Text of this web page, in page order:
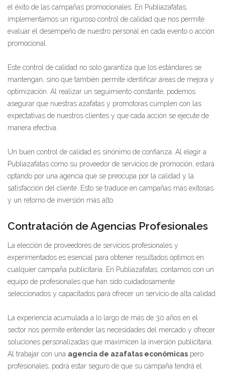
el éxito de las campañas promocionales. En Publiazafatas,
implementamos un riguroso control de calidad que nos permite
evaluar el desempeño de nuestro personal en cada evento o acción
promocional.
Este control de calidad no solo garantiza que los estándares se
mantengan, sino que también permite identificar áreas de mejora y
optimización. Al realizar un seguimiento constante, podemos
asegurar que nuestras azafatas y promotoras cumplen con las
expectativas de nuestros clientes y que cada acción se ejecute de
manera efectiva.
Un buen control de calidad es sinónimo de confianza. Al elegir a
Publiazafatas como su proveedor de servicios de promoción, estará
optando por una agencia que se preocupa por la calidad y la
satisfacción del cliente. Esto se traduce en campañas más exitosas
y un retorno de inversión más alto.
Contratación de Agencias Profesionales
La elección de proveedores de servicios profesionales y
experimentados es esencial para obtener resultados óptimos en
cualquier campaña publicitaria. En Publiazafatas, contamos con un
equipo de profesionales que han sido cuidadosamente
seleccionados y capacitados para ofrecer un servicio de alta calidad.
La experiencia acumulada a lo largo de más de 30 años en el
sector nos permite entender las necesidades del mercado y ofrecer
soluciones personalizadas que maximicen la inversión publicitaria.
Al trabajar con una agencia de azafatas económicas pero
profesionales, podrá estar seguro de que su campaña tendrá el